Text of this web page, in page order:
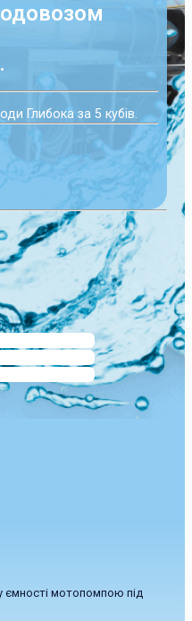
Глибока за 5 кубів.
ємності мотопомпою під